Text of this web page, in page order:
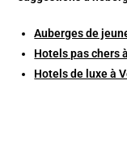
Auberges de
Hotels pas chers
Hotels de luxe à